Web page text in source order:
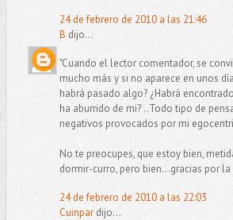
24 de febrero de 2010 a las 21:46
B dijo...
"Cuando el lector comentador, se
mucho más y si no aparece en unos
habrá pasado algo? ¿Habrá
ha aburrido de mi? ..Todo tipo de
negativos provocados por mi
No te preocupes, que estoy bien,
dormir-curro, pero bien...gracias por la
24 de febrero de 2010 a las 22:03
Cuinpardijo...